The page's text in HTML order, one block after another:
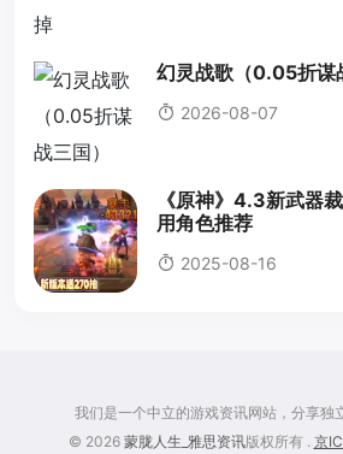
幻灵战歌（0.05折谋
2026-08-07
《原神》4.3新武器
用角色推荐
2025-08-16
© 2026 蒙胧人生_雅思资讯版权所有 . 京
我们是一个中立的游戏资讯网站，分享独